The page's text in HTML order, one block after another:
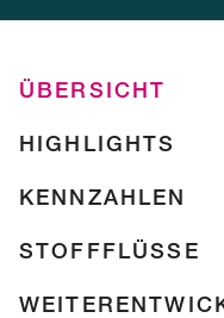
ÜBERSICHT
HIGHLIGHTS
KENNZAHLEN
STOFFFLÜSSE